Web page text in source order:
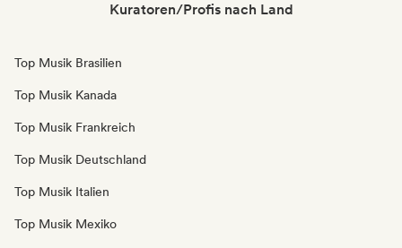
Kuratoren/Profis nach Land
Top Musik Brasilien
Top Musik Kanada
Top Musik Frankreich
Top Musik Deutschland
Top Musik Italien
Top Musik Mexiko